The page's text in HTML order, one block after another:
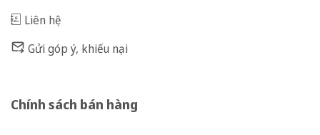
Liên hệ
Gửi góp ý, khiếu nại
Chính sách bán hàng